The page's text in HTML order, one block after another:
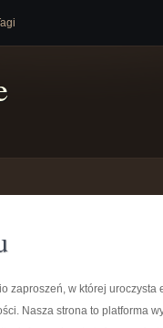
zaproszeń, w której
Nasza strona to platforma